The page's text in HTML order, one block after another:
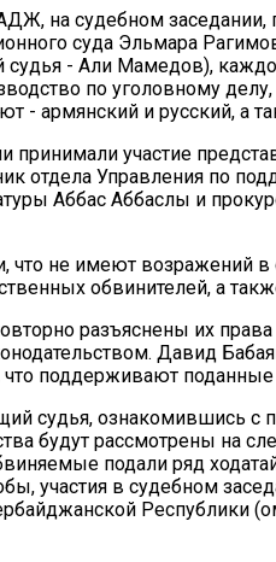
на судебном
суда Эльмара
судья - Али Мамедов),
по уголовному
- армянский и русский, а
принимали участие
отдела Управления по
Аббас Аббаслы и
что не имеют возражений в
обвинителей, а
разъяснены их права
Давид
что поддерживают
судья, ознакомившись
будут рассмотрены на
подали ряд
участия в судебном
Республики